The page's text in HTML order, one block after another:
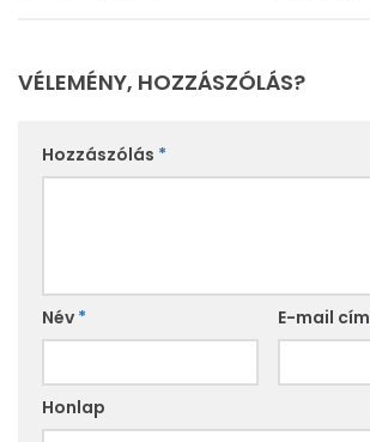
VÉLEMÉNY, HOZZÁSZÓLÁS?
Hozzászólás *
Név * E-mail cím
Honlap